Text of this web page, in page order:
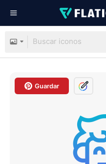
Guardar